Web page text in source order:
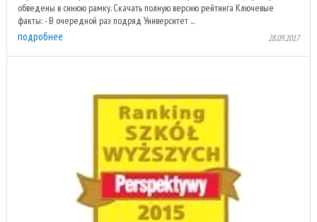
обведены в синюю рамку. Скачать полную версию рейтинга Ключевые
факты: - В очередной раз подряд Университет ...
подробнее 28.09.2017